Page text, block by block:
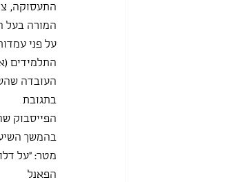
התעסוקה,
המורה בעל
על פני
התלמידים
העובדה
בתגובת
הפייסבוק
בהמשך
מטר: ״על
הפאנל